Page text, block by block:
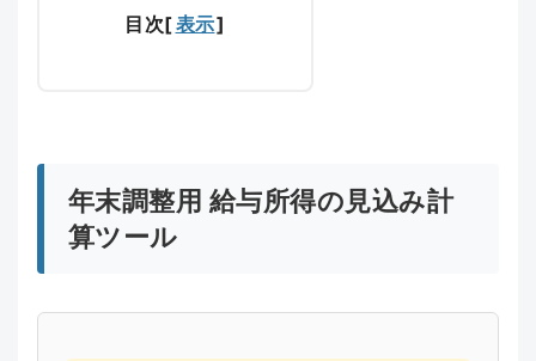
目次[表示]
年末調整用 給与所得の見込み計
算ツール